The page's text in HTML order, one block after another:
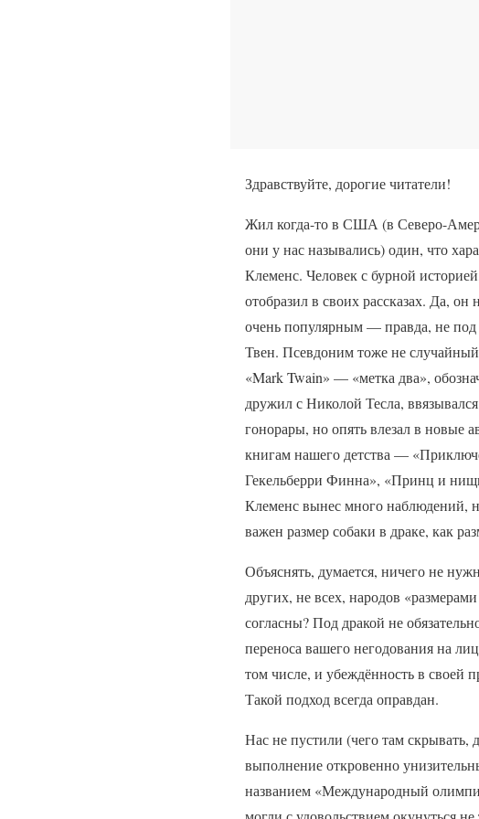
Здравствуйте, дорогие читатели!
Жил когда-то в США (в Северо-
они у нас назывались) один, что
Клеменс. Человек с бурной
отобразил в своих рассказах. Да, он
очень популярным — правда, не
Твен. Псевдоним тоже не
«Mark Twain» — «метка два»,
дружил с Николой Тесла,
гонорары, но опять влезал в
книгам нашего детства —
Гекельберри Финна», «Принц и
Клеменс вынес много наблюдений,
важен размер собаки в драке, как
Объяснять, думается, ничего не
других, не всех, народов
согласны? Под дракой не
переноса вашего негодования на
том числе, и убеждённость в своей
Такой подход всегда оправдан.
Нас не пустили (чего там
выполнение откровенно
названием «Международный